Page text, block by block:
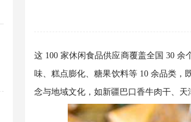
这 100 家休闲食品供应商覆盖全国 30
味、糕点膨化、糖果饮料等 10 余品类
念与地域文化，如新疆巴口香牛肉干、